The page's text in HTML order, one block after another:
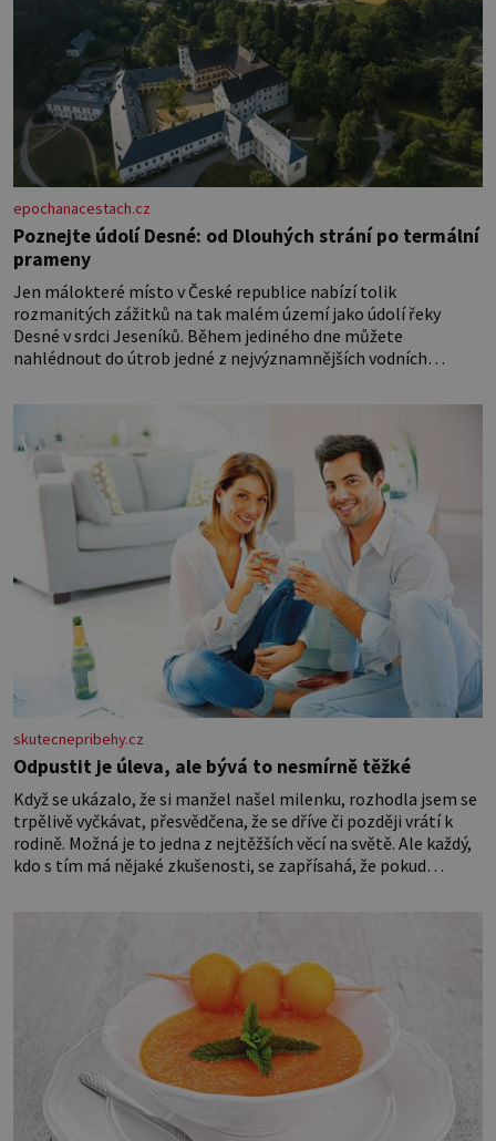
epochanacestach.cz
Poznejte údolí Desné: od Dlouhých strání po termální
prameny
Jen málokteré místo v České republice nabízí tolik
rozmanitých zážitků na tak malém území jako údolí řeky
Desné v srdci Jeseníků. Během jediného dne můžete
nahlédnout do útrob jedné z nejvýznamnějších vodních
koloběžce a den zakončit poznáváním památek ve Velkých
Losinách nebo v termálním
skutecnepribehy.cz
Odpustit je úleva, ale bývá to nesmírně těžké
Když se ukázalo, že si manžel našel milenku, rozhodla jsem se
trpělivě vyčkávat, přesvědčena, že se dříve či později vrátí k
rodině. Možná je to jedna z nejtěžších věcí na světě. Ale každý,
kdo s tím má nějaké zkušenosti, se zapřísahá, že pokud